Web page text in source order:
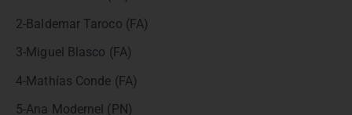
2-Baldemar Taroco (FA)
3-Miguel Blasco (FA)
4-Mathías Conde (FA)
5-Ana Modernel (PN)